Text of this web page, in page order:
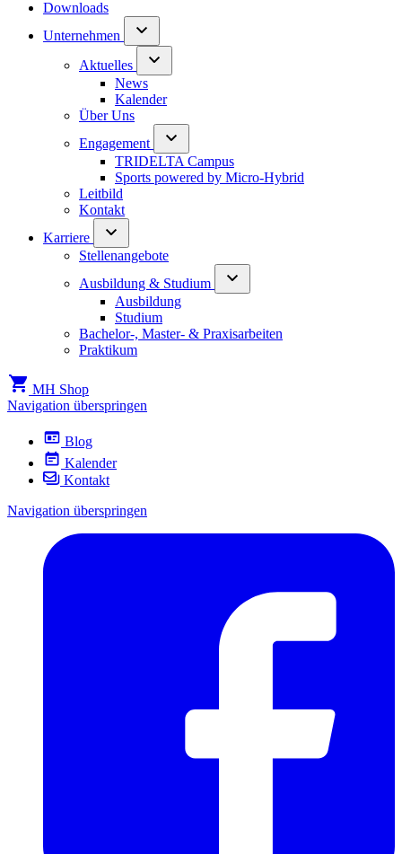
Downloads
Unternehmen
Aktuelles
News
Kalender
Über Uns
Engagement
TRIDELTA Campus
Sports powered by Micro-Hybrid
Leitbild
Kontakt
Karriere
Stellenangebote
Ausbildung & Studium
Ausbildung
Studium
Bachelor-, Master- & Praxisarbeiten
Praktikum
MH Shop
Navigation überspringen
Blog
Kalender
Kontakt
Navigation überspringen